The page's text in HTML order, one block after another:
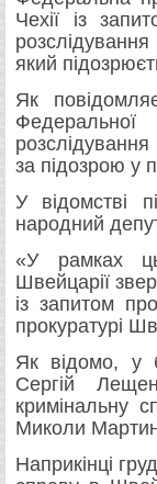
Чехії із
який
Як
за підозрою у
У відомстві
народний
«У рамках
Швейцарії
із запитом
прокуратурі
Як відомо, у
Сергій
кримінальну
Миколи
Наприкінці